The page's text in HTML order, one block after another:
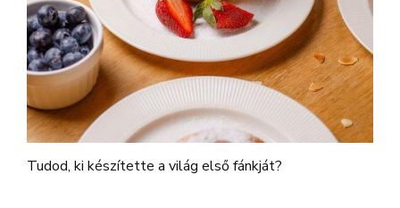
Tudod, ki készítette a világ első fánkját?